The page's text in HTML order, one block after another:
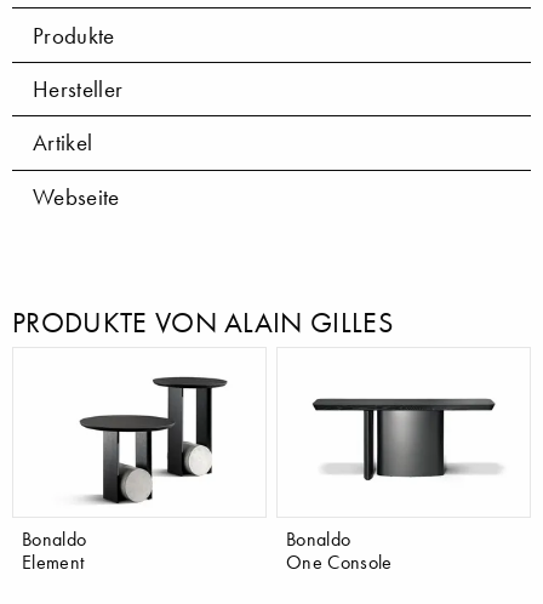
Produkte
Hersteller
Artikel
Webseite
PRODUKTE VON ALAIN GILLES
Bonaldo
Element
Bonaldo
One Console